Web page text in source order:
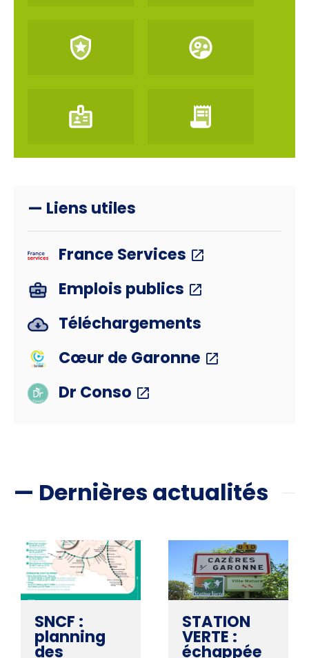
— Liens utiles
France Services
Emplois publics
Téléchargements
Cœur de Garonne
Dr Conso
— Dernières actualités
SNCF :
planning
des
STATION
VERTE :
échappée